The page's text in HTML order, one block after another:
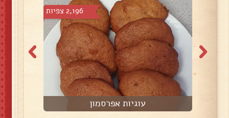
2,196 צפיות
עוגיות אפרסמון